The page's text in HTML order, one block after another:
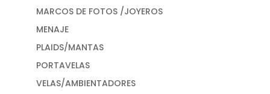
MARCOS DE FOTOS /JOYEROS
MENAJE
PLAIDS/MANTAS
PORTAVELAS
VELAS/AMBIENTADORES